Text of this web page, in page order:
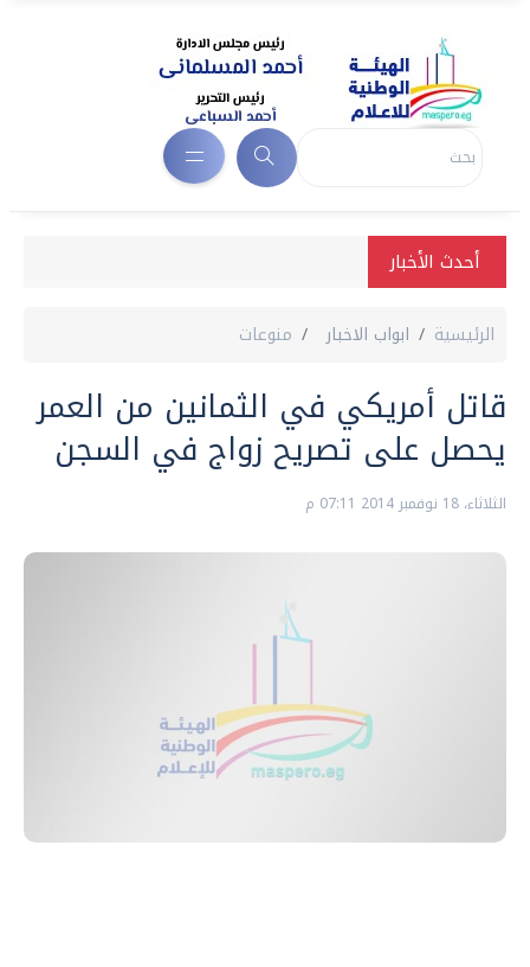
أحدث الأخبار
الرئيسية ابواب الاخبار منوعات
قاتل أمريكي في الثمانين من العمر
يحصل على تصريح زواج في السجن
الثلاثاء، 18 نوفمبر 2014 07:11 م